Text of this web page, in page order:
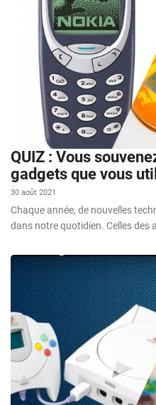
QUIZ : Vous
gadgets que vous
30 août 2021
Chaque année, de nouvelles
dans notre quotidien. Celles des